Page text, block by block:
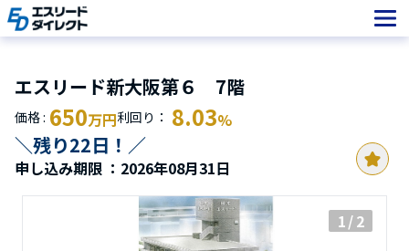
Skip
to
エスリード新大阪第６ 7階
価格 : 650万円利回り： 8.03%
＼残り22日！／
申し込み期限 ：2026年08月31日
1/ 2